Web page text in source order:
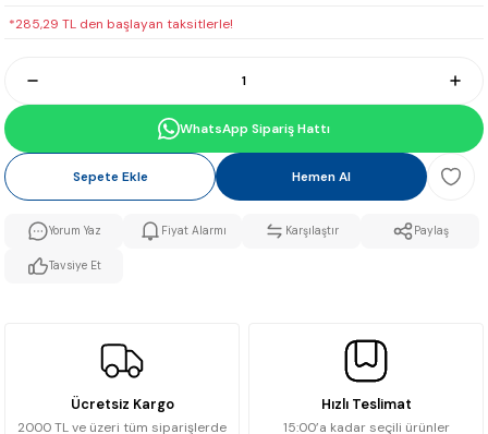
*285,29 TL den başlayan taksitlerle!
WhatsApp Sipariş Hattı
Sepete Ekle Hemen Al
Yorum Yaz Fiyat Alarmı Karşılaştır Paylaş
Tavsiye Et
Ücretsiz Kargo
2000 TL ve üzeri tüm siparişlerde
Hızlı Teslimat
15:00’a kadar seçili ürünler